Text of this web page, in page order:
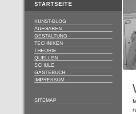
STARTSEITE
KUNST-BLOG
AUFGABEN
GESTALTUNG
TECHNIKEN
THEORIE
QUELLEN
SCHULE
GÄSTEBUCH
IMPRESSUM
SITEMAP